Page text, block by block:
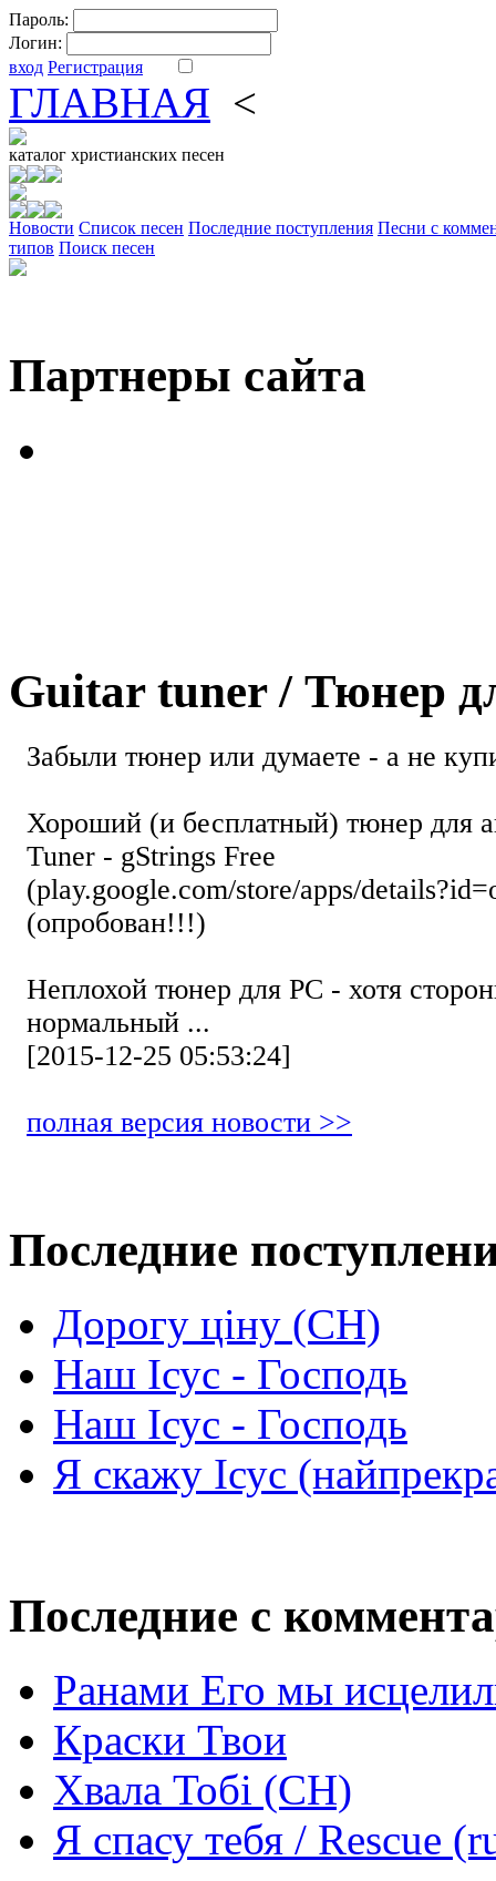
Пароль:
Логин:
вход Регистрация
ГЛАВНАЯ <
каталог христианских песен
Новости Cписок песен Последние поступления Песни с
типов Поиск песен
Партнеры сайта
Guitar tuner / Тюнер
Забыли тюнер или думаете - а не
Хороший (и бесплатный) тюнер для
Tuner - gStrings Free
(play.google.com/store/apps/
(опробован!!!)
Неплохой тюнер для РС - хотя
нормальный ...
[2015-12-25 05:53:24]
полная версия новости >>
Последние
Дорогу ціну (СН)
Наш Ісус - Господь
Наш Ісус - Господь
Я скажу Ісус
Последние с
Ранами Его мы
Краски Твои
Хвала Тобі (СН)
Я спасу тебя / Rescue